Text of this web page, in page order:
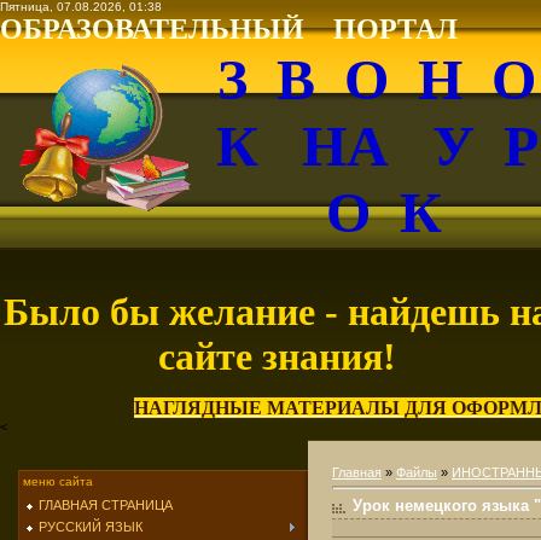
Пятница, 07.08.2026, 01:38
ОБРАЗОВАТЕЛЬНЫЙ ПОРТАЛ
З В О Н
К НА У
О К
Было бы желание - найдешь
сайте знания!
НАГЛЯДНЫЕ МАТЕРИАЛЫ ДЛЯ
<
меню сайта
ГЛАВНАЯ СТРАНИЦА
РУССКИЙ ЯЗЫК
Главная » Файлы »
Урок немецкого языка